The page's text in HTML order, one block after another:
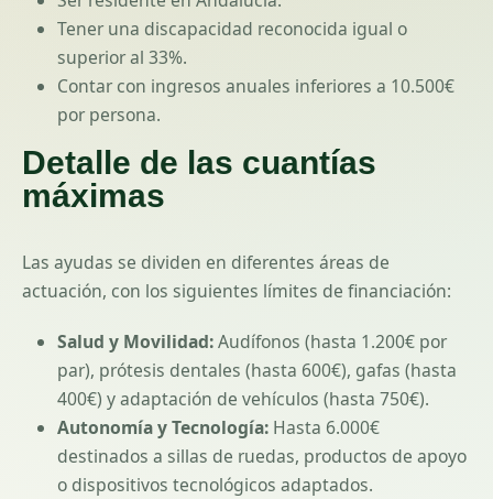
Tener una discapacidad reconocida igual o
superior al 33%.
Contar con ingresos anuales inferiores a 10.500€
por persona.
Detalle de las cuantías
máximas
Las ayudas se dividen en diferentes áreas de
actuación, con los siguientes límites de financiación:
Salud y Movilidad:Audífonos (hasta 1.200€ por
par), prótesis dentales (hasta 600€), gafas (hasta
400€) y adaptación de vehículos (hasta 750€).
Autonomía y Tecnología: Hasta 6.000€
destinados a sillas de ruedas, productos de apoyo
o dispositivos tecnológicos adaptados.